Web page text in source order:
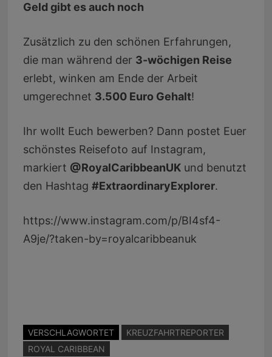
Geld gibt es auch noch
Zusätzlich zu den schönen Erfahrungen,
die man während der 3-wöchigen Reise
erlebt, winken am Ende der Arbeit
umgerechnet 3.500 Euro Gehalt!
Ihr wollt Euch bewerben? Dann postet Euer
schönstes Reisefoto auf Instagram,
markiert @RoyalCaribbeanUKund benutzt
den Hashtag #ExtraordinaryExplorer.
https://www.instagram.com/p/BI4sf4-
A9je/?taken-by=royalcaribbeanuk
VERSCHLAGWORTET
KREUZFAHRTREPORTER
ROYAL CARIBBEAN